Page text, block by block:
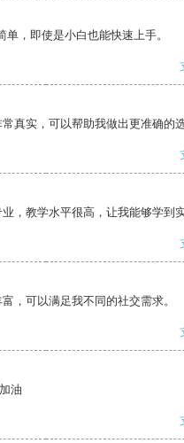
，即使是小白也能快速上手。
真实，可以帮助我做出更准确的选
，教学水平很高，让我能够学到
，可以满足我不同的社交需求。
油